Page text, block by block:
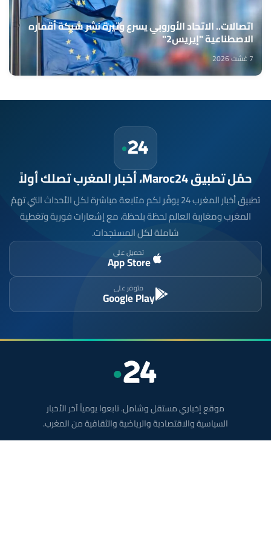
اتصالات.. الاتحاد الأوروبي يسرع وتيرة نشر شبكة أقماره
الاصطناعية "إيريس2"
7 غشت 2026
حمّل تطبيق Maroc24، أخبار المغرب تصلك أولاً
تطبيق أخبار المغرب 24 يوفّر لكم متابعة مباشرة لكل الأحداث التي تهمّ
المغرب ومغاربة العالم لحظة بلحظة، مع إشعارات فورية وتغطية
شاملة لكل المستجدات.
تحميل على
App Store
متوفر على
Google Play
موقع إخباري مستقل وشامل. تابعوا يومياً آخر الأخبار
السياسية والاقتصادية والرياضية والثقافية من المغرب.